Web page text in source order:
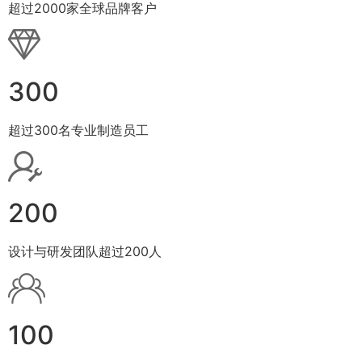
超过2000家全球品牌客户
300
超过300名专业制造员工
200
设计与研发团队超过200人
100